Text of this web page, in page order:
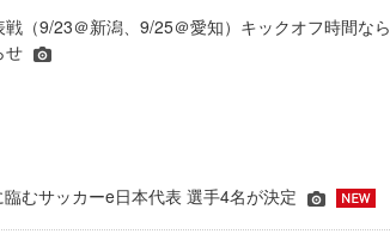
（9/23＠新潟、9/25＠愛知）キックオフ時間なら
せ
むサッカーe日本代表 選手4名が決定